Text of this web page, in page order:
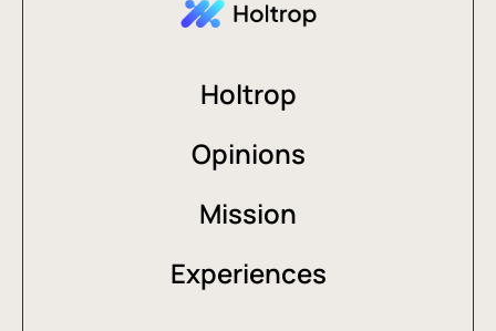
Holtrop
Opinions
Mission
Experiences